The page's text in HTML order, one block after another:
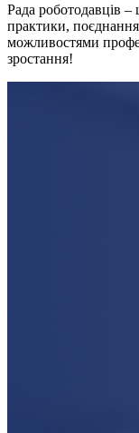
Рада роботодавців –
практики, поєднання
можливостями
зростання!